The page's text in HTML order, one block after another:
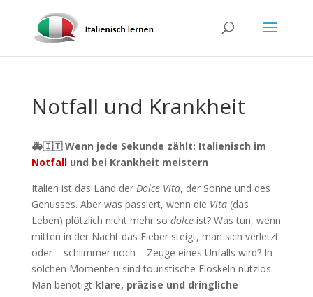
Notfall und Krankheit
🚑🇮🇹 Wenn jede Sekunde zählt: Italienisch im
Notfallund bei Krankheit meistern
Italien ist das Land der Dolce Vita, der Sonne und des
Genusses. Aber was passiert, wenn die Vita(das
Leben) plötzlich nicht mehr so dolceist? Was tun, wenn
mitten in der Nacht das Fieber steigt, man sich verletzt
oder – schlimmer noch – Zeuge eines Unfalls wird? In
solchen Momenten sind touristische Floskeln nutzlos.
Man benötigt klare, präzise und dringliche